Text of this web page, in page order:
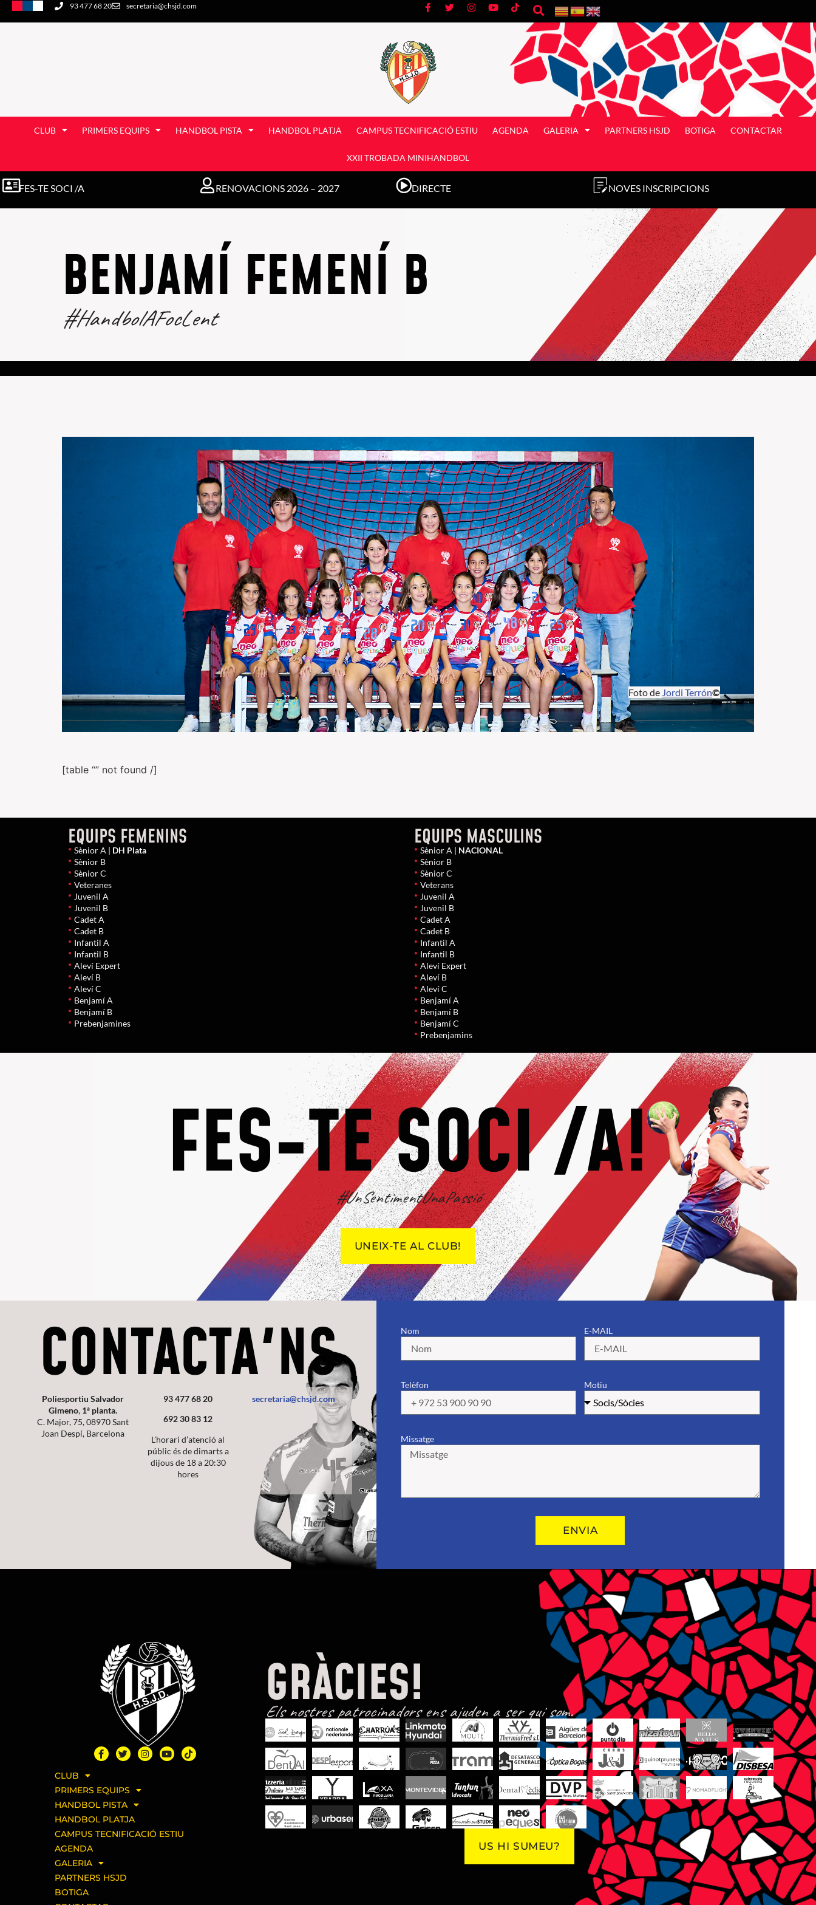
93 477 68 20 secretaria@chsjd.com
CLUB PRIMERS EQUIPS HANDBOL PISTA HANDBOL PLATJA CAMPUS TECNIFICACIÓ ESTIU AGENDA GALERIA PARTNERS HSJD BOTIGA CONTACTAR
XXII TROBADA MINIHANDBOL
FES-TE SOCI /A RENOVACIONS 2026 – 2027 DIRECTE NOVES INSCRIPCIONS
BENJAMÍ FEMENÍ B
#HandbolAFocLent
Foto de Jordi Terrón©
[table “” not found /]
EQUIPS FEMENINS
Sènior A | DH Plata
Sènior B
Sènior C
Veteranes
Juvenil A
Juvenil B
Cadet A
Cadet B
Infantil A
Infantil B
Aleví Expert
Aleví B
Aleví C
Benjamí A
Benjamí B
Prebenjamines
EQUIPS MASCULINS
Sènior A | NACIONAL
Sènior B
Sènior C
Veterans
Juvenil A
Juvenil B
Cadet A
Cadet B
Infantil A
Infantil B
Aleví Expert
Aleví B
Aleví C
Benjamí A
Benjamí B
Benjamí C
Prebenjamins
FES-TE SOCI /A!
#UnSentimentUnaPassió
UNEIX-TE AL CLUB!
CONTACTA'NS
Poliesportiu Salvador
Gimeno, 1ª planta.
C. Major, 75, 08970 Sant
Joan Despí, Barcelona
93 477 68 20
692 30 83 12
L’horari d’atenció al
públic és de dimarts a
dijous de 18 a 20:30
hores
secretaria@chsjd.com
Nom E-MAIL
Telèfon Motiu
Missatge
ENVIA
CLUB
PRIMERS EQUIPS
HANDBOL PISTA
HANDBOL PLATJA
CAMPUS TECNIFICACIÓ ESTIU
AGENDA
GALERIA
PARTNERS HSJD
BOTIGA
GRÀCIES!
Els nostres patrocinadors ens ajuden a ser qui som.
US HI SUMEU?